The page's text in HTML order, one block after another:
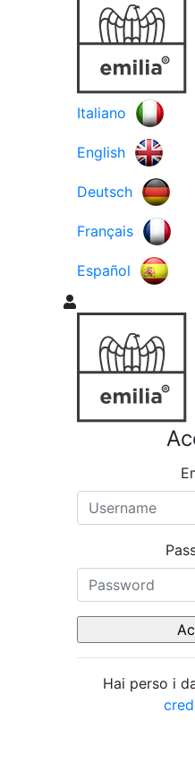
Italiano
English
Deutsch
Français
Español
Hai perso i